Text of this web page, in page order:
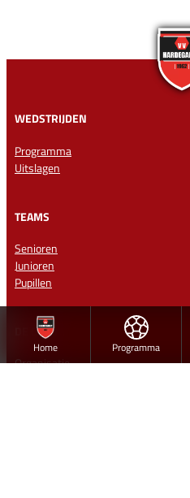
Home Programma
WEDSTRIJDEN
Programma
Uitslagen
TEAMS
Senioren
Junioren
Pupillen
DE CLUB
Organisatie